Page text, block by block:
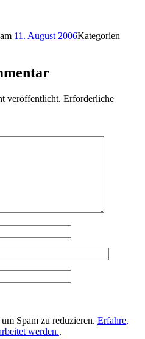
11. August 2006Kategorien
veröffentlicht. Erforderliche
Spam zu reduzieren. Erfahre,
werden..